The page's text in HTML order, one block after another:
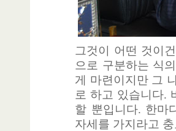
그것이 어떤 것이
으로 구분하는 식
게 마련이지만 그
로 하고 있습니다.
할 뿐입니다. 한마
자세를 가지라고